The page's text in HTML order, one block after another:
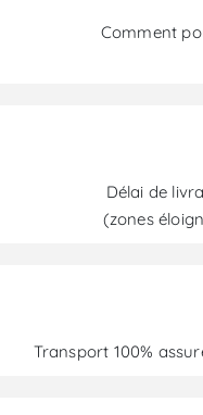
Comment
Délai de
(zones
Transport 100%